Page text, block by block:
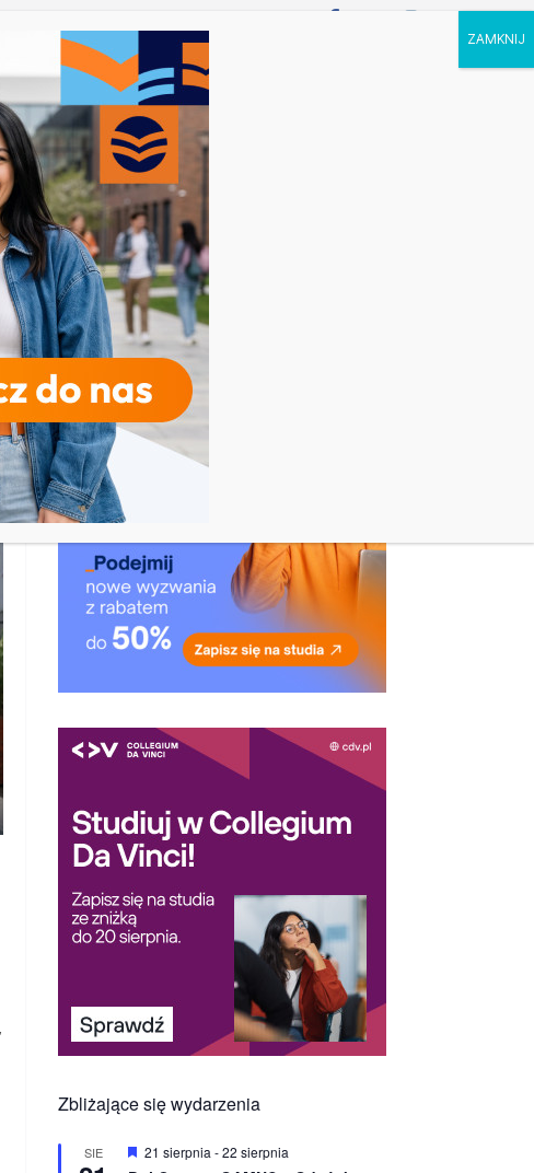
TOP STUDIA KALENDARZ
Zbliżające się wydarzenia
SIE
W
21 sierpnia -22 sierpnia